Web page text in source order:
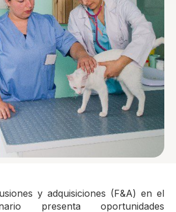
y adquisiciones (F&A) en el
presenta oportunidades